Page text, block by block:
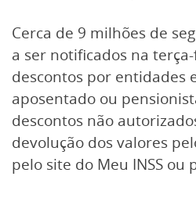
Cerca de 9 milhões de
a ser notificados na
descontos por entidades
aposentado ou
descontos não
devolução dos valores
pelo site do Meu INSS ou